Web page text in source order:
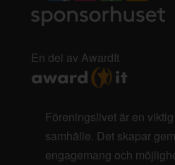
En del av AwardIt
Föreningslivet är en
samhälle. Det skapar
engagemang och